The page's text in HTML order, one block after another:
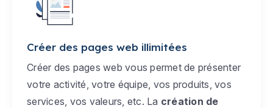
Créer des pages web illimitées
Créer des pages web vous permet de présenter
votre activité, votre équipe, vos produits, vos
services, vos valeurs, etc. La création de